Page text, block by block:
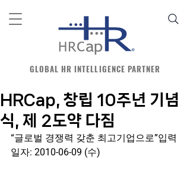
GLOBAL HR INTELLIGENCE PARTNER
HRCap, 창립 10주년 기념
식, 제 2도약 다짐
“글로벌 경쟁력 갖춘 최고기업으로”입력
일자: 2010-06-09 (수)